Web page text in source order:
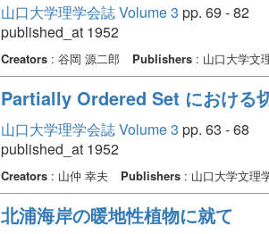
山口大学理学会誌 Volume 3 pp. 69 - 82
published_at 1952
Creators: 谷岡 源二郎 Publishers: 山口大学文
Partially Ordered Set における
山口大学理学会誌 Volume 3 pp. 63 - 68
published_at 1952
Creators: 山仲 幸夫 Publishers: 山口大学文理
北浦海岸の暖地性植物に就て